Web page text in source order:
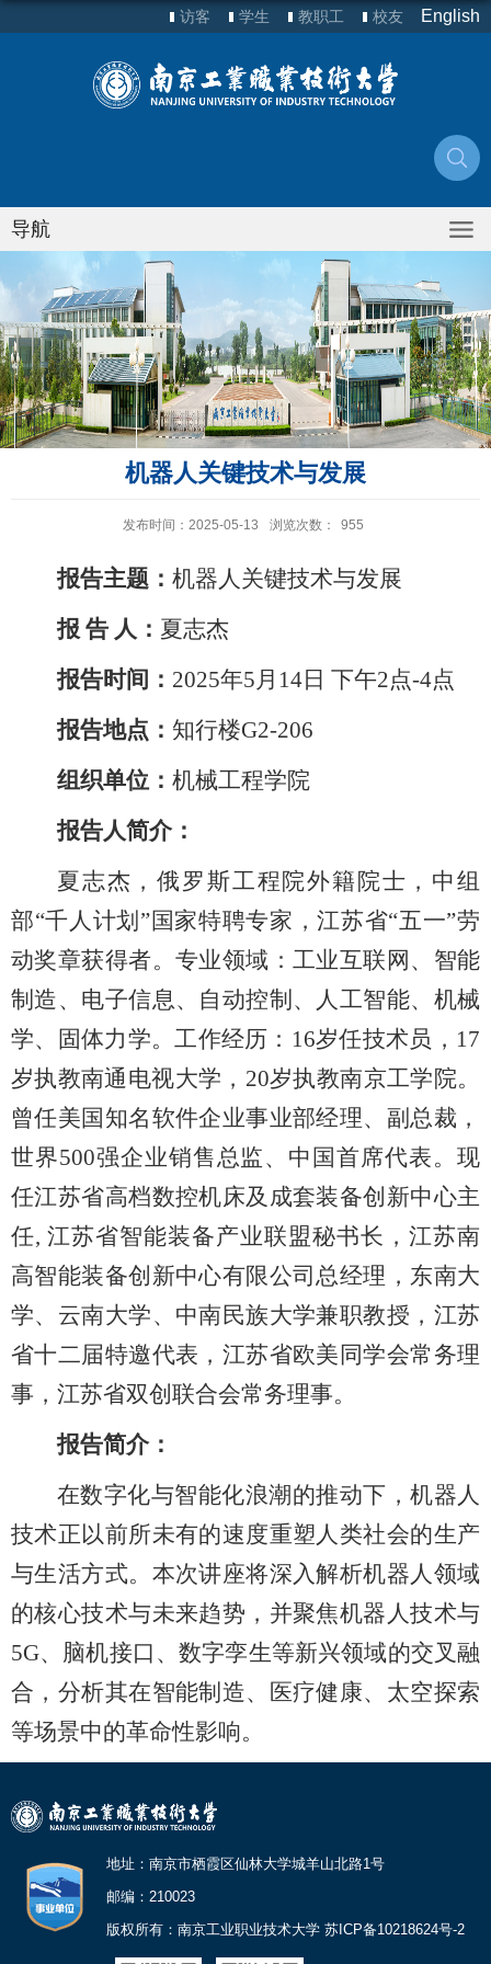
访客 学生 教职工 校友 English
导航
机器人关键技术与发展
发布时间：2025-05-13 浏览次数： 955
报告主题： 机器人关键技术与发展
报 告 人： 夏志杰
报告时间： 2025年5月14日 下午2点-4点
报告地点： 知行楼G2-206
组织单位： 机械工程学院
报告人简介：
夏志杰，俄罗斯工程院外籍院士，中组
部“千人计划”国家特聘专家，江苏省“五一”劳
动奖章获得者。专业领域：工业互联网、智能
制造、电子信息、自动控制、人工智能、机械
学、固体力学。工作经历：16岁任技术员，17
岁执教南通电视大学，20岁执教南京工学院。
曾任美国知名软件企业事业部经理、副总裁，
世界500强企业销售总监、中国首席代表。现
任江苏省高档数控机床及成套装备创新中心主
任, 江苏省智能装备产业联盟秘书长，江苏南
高智能装备创新中心有限公司总经理，东南大
学、云南大学、中南民族大学兼职教授，江苏
省十二届特邀代表，江苏省欧美同学会常务理
事，江苏省双创联合会常务理事。
报告简介：
在数字化与智能化浪潮的推动下，机器人
技术正以前所未有的速度重塑人类社会的生产
与生活方式。本次讲座将深入解析机器人领域
的核心技术与未来趋势，并聚焦机器人技术与
5G、脑机接口、数字孪生等新兴领域的交叉融
合，分析其在智能制造、医疗健康、太空探索
等场景中的革命性影响。
地址：南京市栖霞区仙林大学城羊山北路1号
邮编：210023
版权所有：南京工业职业技术大学 苏ICP备10218624号-2